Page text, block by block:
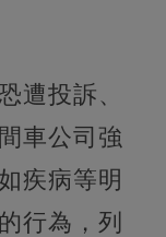
遭投訴、
車公司強
疾病等明
行為，列